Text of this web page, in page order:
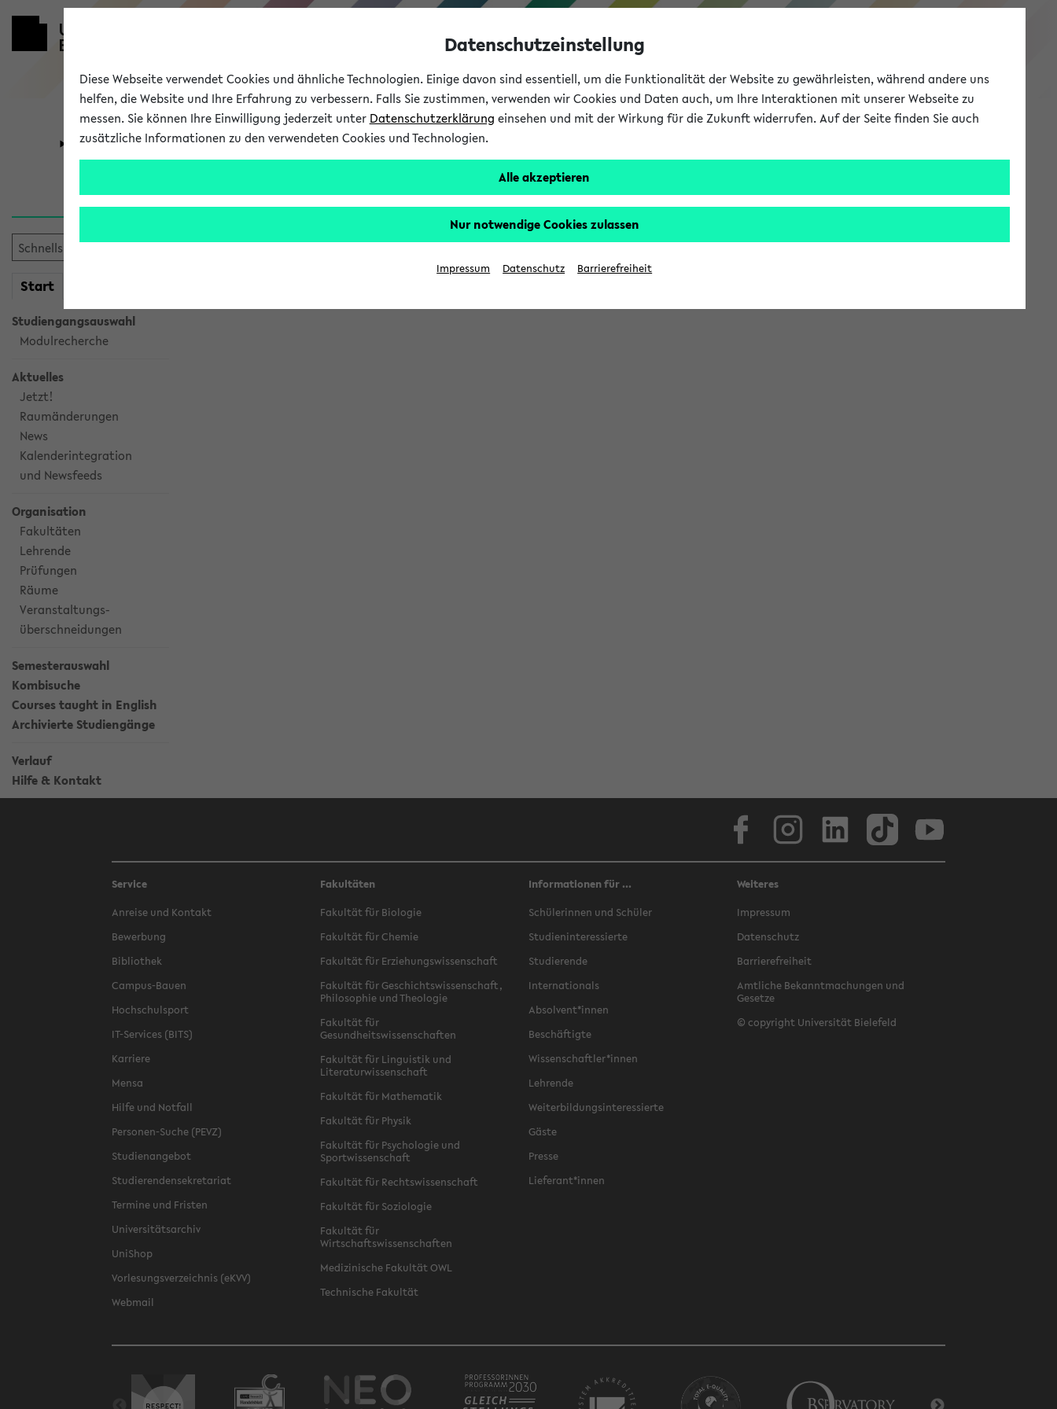
eKVV
Universität Forschung Studium
Start
Studiengangsauswahl
Modulrecherche
Aktuelles
Jetzt!
Raumänderungen
News
Kalenderintegration
und Newsfeeds
Organisation
Fakultäten
Lehrende
Prüfungen
Räume
Veranstaltungs-
überschneidungen
Semesterauswahl
Kombisuche
Courses taught in English
Archivierte Studiengänge
Verlauf
Hilfe & Kontakt
Verlauf
Service
Anreise und Kontakt
Bewerbung
Bibliothek
Campus-Bauen
Hochschulsport
IT-Services (BITS)
Karriere
Mensa
Hilfe und Notfall
Personen-Suche (PEVZ)
Studienangebot
Studierendensekretariat
Termine und Fristen
Universitätsarchiv
UniShop
Vorlesungsverzeichnis (eKVV)
Webmail
Fakultäten
Fakultät für Biologie
Fakultät für Chemie
Fakultät für Erziehungswissenschaft
Fakultät für Geschichtswissenschaft,
Philosophie und Theologie
Fakultät für
Gesundheitswissenschaften
Fakultät für Linguistik und
Literaturwissenschaft
Fakultät für Mathematik
Fakultät für Physik
Fakultät für Psychologie und
Sportwissenschaft
Fakultät für Rechtswissenschaft
Fakultät für Soziologie
Fakultät für
Wirtschaftswissenschaften
Medizinische Fakultät OWL
Technische Fakultät
Informationen für ...
Schülerinnen und Schüler
Studieninteressierte
Studierende
Internationals
Absolvent*innen
Beschäftigte
Wissenschaftler*innen
Lehrende
Weiterbildungsinteressierte
Gäste
Presse
Lieferant*innen
Weiteres
Impressum
Datenschutz
Barrierefreiheit
Amtliche Bekanntmachungen und
Gesetze
© copyright Universität Bielefeld
Datenschutzeinstellung
Diese Webseite verwendet Cookies und ähnliche Technologien. Einige davon sind essentiell, um die Funktionalität der Website zu gewährleisten, während andere uns
helfen, die Website und Ihre Erfahrung zu verbessern. Falls Sie zustimmen, verwenden wir Cookies und Daten auch, um Ihre Interaktionen mit unserer Webseite zu
messen. Sie können Ihre Einwilligung jederzeit unter Datenschutzerklärung einsehen und mit der Wirkung für die Zukunft widerrufen. Auf der Seite finden Sie auch
zusätzliche Informationen zu den verwendeten Cookies und Technologien.
Alle akzeptieren
Nur notwendige Cookies zulassen
Impressum Datenschutz Barrierefreiheit